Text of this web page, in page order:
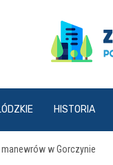
HISTORIA
w Gorczynie